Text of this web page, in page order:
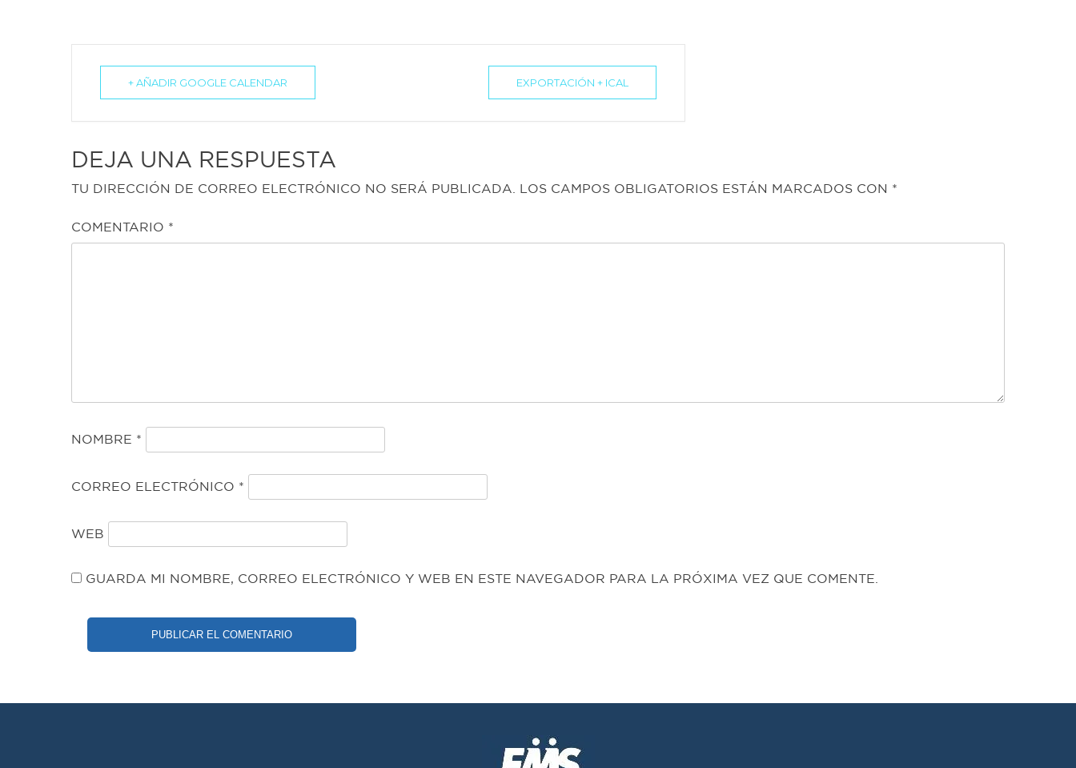
+ AÑADIR GOOGLE CALENDAR EXPORTACIÓN + ICAL
DEJA UNA RESPUESTA
TU DIRECCIÓN DE CORREO ELECTRÓNICO NO SERÁ PUBLICADA. LOS CAMPOS OBLIGATORIOS ESTÁN MARCADOS CON *
COMENTARIO *
NOMBRE *
CORREO ELECTRÓNICO *
WEB
GUARDA MI NOMBRE, CORREO ELECTRÓNICO Y WEB EN ESTE NAVEGADOR PARA LA PRÓXIMA VEZ QUE COMENTE.